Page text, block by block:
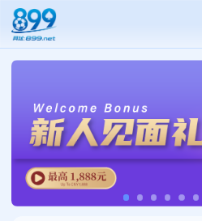
网站首页